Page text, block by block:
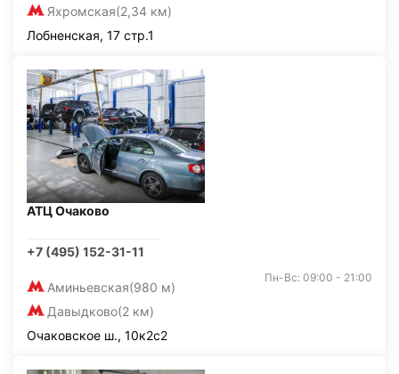
Яхромская(2,34 км)
Лобненская, 17 стр.1
АТЦ Очаково
+7 (495) 152-31-11
Аминьевская(980 м)
Давыдково(2 км)
Пн-Вс: 09:00 - 21:00
Очаковское ш., 10к2с2